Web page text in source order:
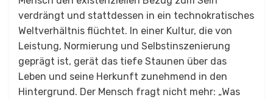
verdrängt und stattdessen in ein technokratisches
Weltverhältnis flüchtet. In einer Kultur, die von
Leistung, Normierung und Selbstinszenierung
geprägt ist, gerät das tiefe Staunen über das
Leben und seine Herkunft zunehmend in den
Hintergrund. Der Mensch fragt nicht mehr: „Was